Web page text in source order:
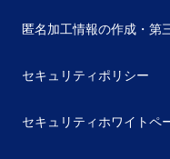
匿名加工情報の作成・第
セキュリティポリシー
セキュリティホワイトペ